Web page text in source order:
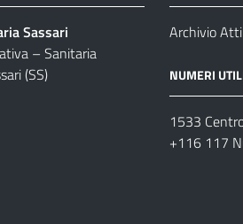
Sassari
– Sanitaria
(SS)
Archivio
NUMERI
1533
+116 117